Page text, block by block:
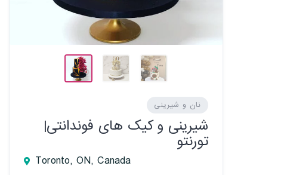
نان و شیرینی
شیرینی و کیک های فوندانتی|
تورنتو
Toronto, ON, Canada